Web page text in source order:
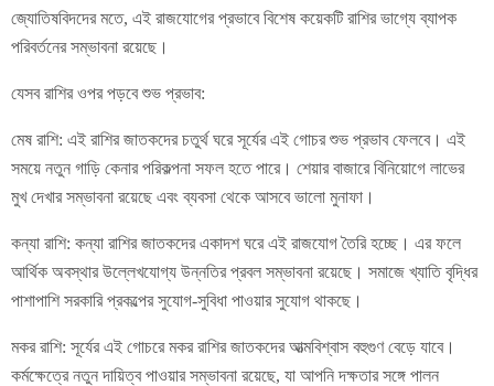
জ্যোতিষবিদদের মতে, এই রাজযোগের প্রভাবে বিশেষ কয়েকটি রাশির ভাগ্যে ব্যাপক
পরিবর্তনের সম্ভাবনা রয়েছে।
যেসব রাশির ওপর পড়বে শুভ প্রভাব:
মেষ রাশি: এই রাশির জাতকদের চতুর্থ ঘরে সূর্যের এই গোচর শুভ প্রভাব ফেলবে। এই
সময়ে নতুন গাড়ি কেনার পরিকল্পনা সফল হতে পারে। শেয়ার বাজারে বিনিয়োগে লাভের
মুখ দেখার সম্ভাবনা রয়েছে এবং ব্যবসা থেকে আসবে ভালো মুনাফা।
কন্যা রাশি: কন্যা রাশির জাতকদের একাদশ ঘরে এই রাজযোগ তৈরি হচ্ছে। এর ফলে
আর্থিক অবস্থার উল্লেখযোগ্য উন্নতির প্রবল সম্ভাবনা রয়েছে। সমাজে খ্যাতি বৃদ্ধির
পাশাপাশি সরকারি প্রকল্পের সুযোগ-সুবিধা পাওয়ার সুযোগ থাকছে।
মকর রাশি: সূর্যের এই গোচরে মকর রাশির জাতকদের আত্মবিশ্বাস বহুগুণ বেড়ে যাবে।
কর্মক্ষেত্রে নতুন দায়িত্ব পাওয়ার সম্ভাবনা রয়েছে, যা আপনি দক্ষতার সঙ্গে পালন